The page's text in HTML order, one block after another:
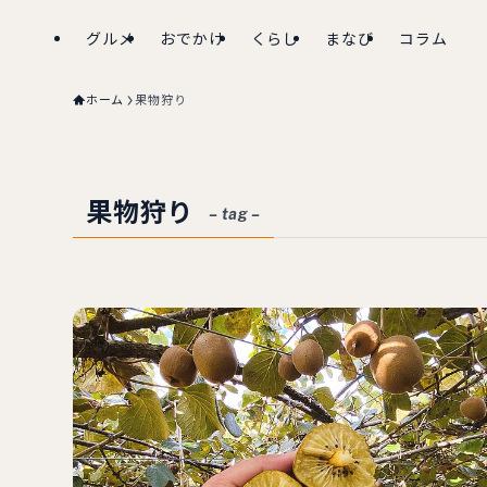
グルメ おでかけ くらし まなび コラム
ホーム 果物狩り
果物狩り – tag –